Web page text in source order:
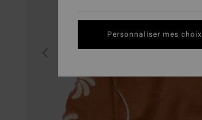
Personnaliser mes choix